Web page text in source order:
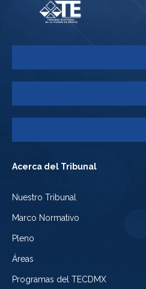
Acerca del Tribunal
Nuestro Tribunal
Marco Normativo
Pleno
Áreas
Programas del TECDMX